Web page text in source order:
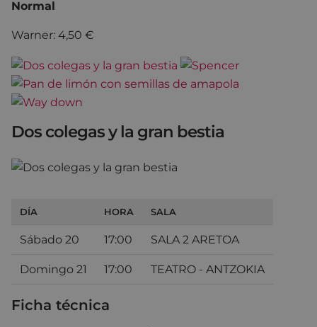
Normal
Warner: 4,50 €
Dos colegas y la gran bestia
DÍA HORA SALA
Sábado 20 17:00 SALA 2 ARETOA
Domingo 21 17:00 TEATRO - ANTZOKIA
Ficha técnica